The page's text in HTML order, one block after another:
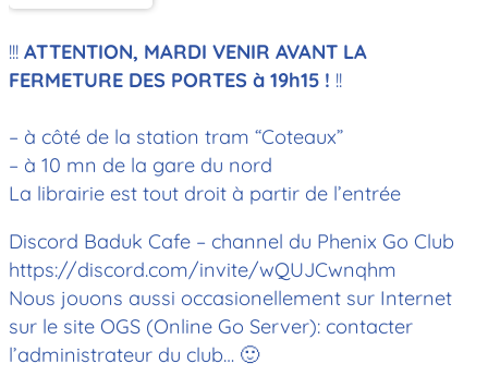
!!! ATTENTION, MARDI VENIR AVANT LA
FERMETURE DES PORTES à 19h15 ! !!
– à côté de la station tram “Coteaux”
– à 10 mn de la gare du nord
La librairie est tout droit à partir de l’entrée
Discord Baduk Cafe – channel du Phenix Go Club
https://discord.com/invite/wQUJCwnqhm
Nous jouons aussi occasionellement sur Internet
sur le site OGS (Online Go Server): contacter
l’administrateur du club… 🙂